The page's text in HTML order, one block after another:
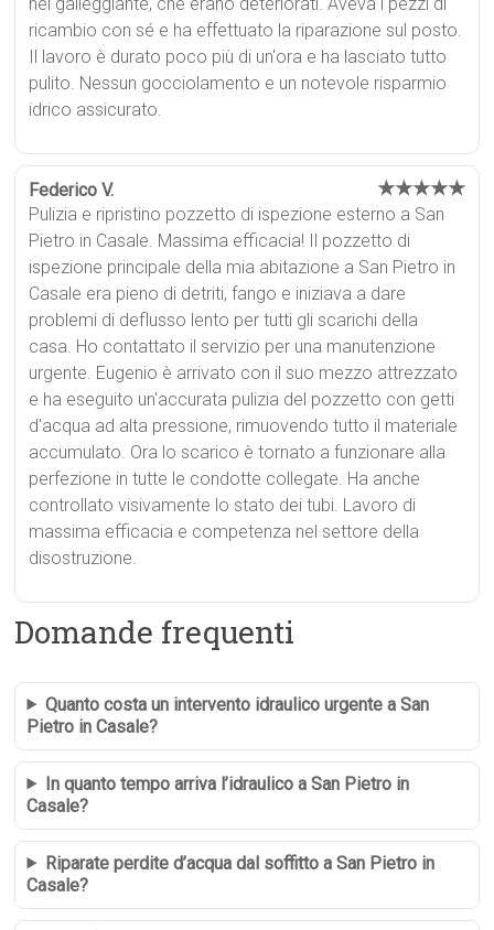
ricambio con sé e ha effettuato la riparazione sul posto.
Il lavoro è durato poco più di un'ora e ha lasciato tutto
pulito. Nessun gocciolamento e un notevole risparmio
idrico assicurato.
Federico V. ★★★★★
Pulizia e ripristino pozzetto di ispezione esterno a San
Pietro in Casale. Massima efficacia! Il pozzetto di
ispezione principale della mia abitazione a San Pietro in
Casale era pieno di detriti, fango e iniziava a dare
problemi di deflusso lento per tutti gli scarichi della
casa. Ho contattato il servizio per una manutenzione
urgente. Eugenio è arrivato con il suo mezzo attrezzato
e ha eseguito un'accurata pulizia del pozzetto con getti
d'acqua ad alta pressione, rimuovendo tutto il materiale
accumulato. Ora lo scarico è tornato a funzionare alla
perfezione in tutte le condotte collegate. Ha anche
controllato visivamente lo stato dei tubi. Lavoro di
massima efficacia e competenza nel settore della
disostruzione.
Domande frequenti
Quanto costa un intervento idraulico urgente a San
Pietro in Casale?
In quanto tempo arriva l’idraulico a San Pietro in
Casale?
Riparate perdite d’acqua dal soffitto a San Pietro in
Casale?